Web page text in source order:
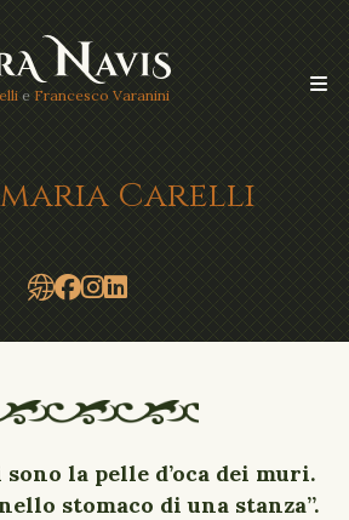
e Francesco Varanini
Carelli
la pelle d’oca dei muri.
stomaco di una stanza”.